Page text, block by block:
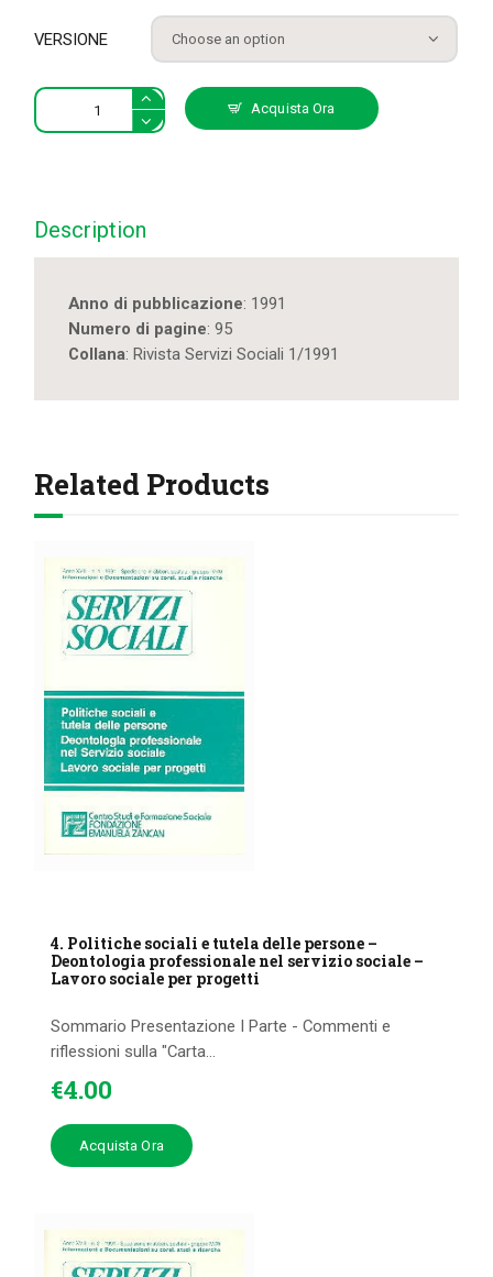
VERSIONE
1.
Emergenze
del
mitigazione
conseguenze
Acquista Ora
Description
Anno di pubblicazione: 1991
Numero di pagine: 95
Collana: Rivista Servizi Sociali 1/1991
Related Products
4. Politiche sociali e tutela delle persone –
Deontologia professionale nel servizio sociale –
Lavoro sociale per progetti
Sommario Presentazione I Parte - Commenti e
riflessioni sulla "Carta...
€4.00
Acquista Ora